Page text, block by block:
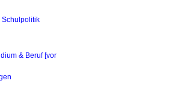
Schulpolitik
& Beruf [vor